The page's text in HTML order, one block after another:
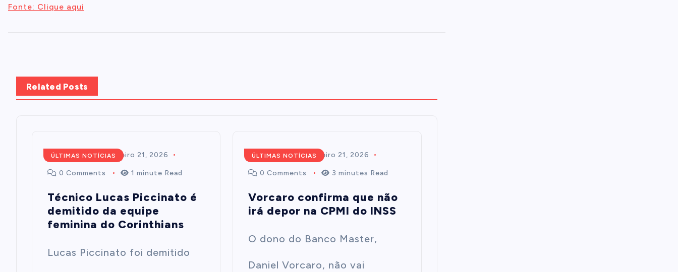
Fonte: Clique aqui
Related Posts
ÚLTIMAS NOTÍCIAS
Redação fevereiro 21, 2026
0 Comments 1 minute Read
Técnico Lucas Piccinato é
demitido da equipe
feminina do Corinthians
Lucas Piccinato foi demitido
ÚLTIMAS NOTÍCIAS
Redação fevereiro 21, 2026
0 Comments 3 minutes Read
Vorcaro confirma que não
irá depor na CPMI do INSS
O dono do Banco Master,
Daniel Vorcaro, não vai